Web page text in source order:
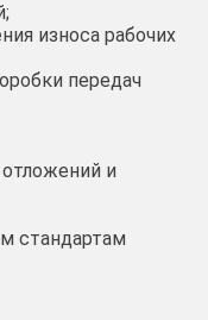
износа рабочих
передач
и
стандартам